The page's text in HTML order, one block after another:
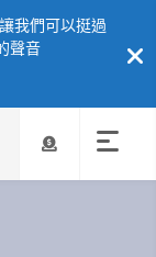
我們可以挺過
聲音